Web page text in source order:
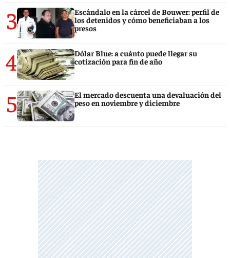
3
Escándalo en la cárcel de Bouwer: perfil de
los detenidos y cómo beneficiaban a los
presos
4
Dólar Blue: a cuánto puede llegar su
cotización para fin de año
5
El mercado descuenta una devaluación del
peso en noviembre y diciembre